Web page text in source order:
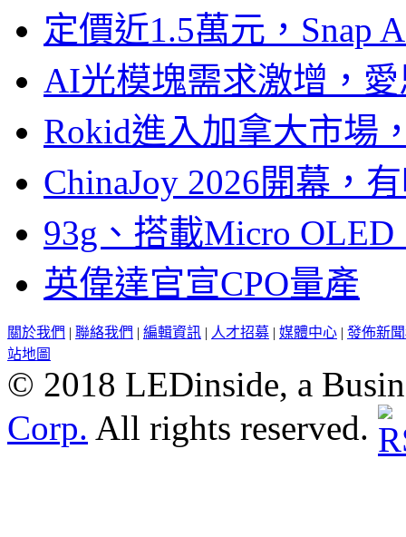
定價近1.5萬元，Snap
AI光模塊需求激增，
Rokid進入加拿大市場
ChinaJoy 2026開幕，
93g、搭載Micro
英偉達官宣CPO量產
關於我們 | 聯絡我們 | 編輯資訊 | 人才招募 | 媒體中心 | 發佈新
站地圖
© 2018 LEDinside, a
Corp. All rights reserved.